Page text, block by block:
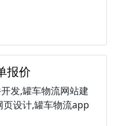
报价
发,罐车物流网站建
设计,罐车物流app